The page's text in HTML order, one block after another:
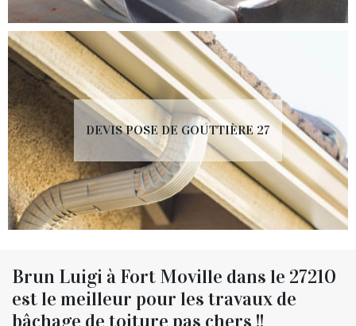
DEVIS POSE DE GOUTTIÈRE 27
Brun Luigi à Fort Moville dans le 27210
est le meilleur pour les travaux de
bâchage de toiture pas chers !!